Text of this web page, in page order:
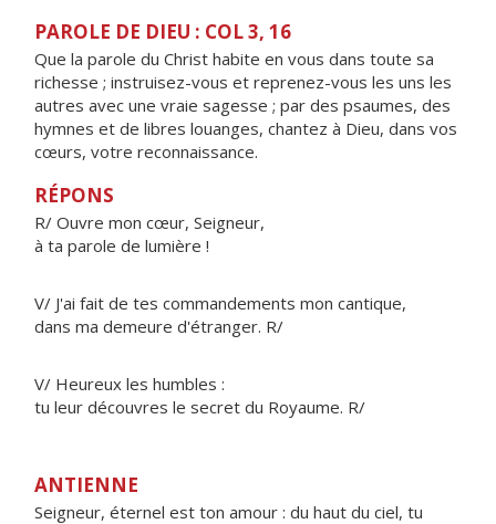
PAROLE DE DIEU : COL 3, 16
Que la parole du Christ habite en vous dans toute sa
richesse ; instruisez-vous et reprenez-vous les uns les
autres avec une vraie sagesse ; par des psaumes, des
hymnes et de libres louanges, chantez à Dieu, dans vos
cœurs, votre reconnaissance.
RÉPONS
R/ Ouvre mon cœur, Seigneur,
à ta parole de lumière !
V/ J'ai fait de tes commandements mon cantique,
dans ma demeure d'étranger. R/
V/ Heureux les humbles :
tu leur découvres le secret du Royaume. R/
ANTIENNE
Seigneur, éternel est ton amour : du haut du ciel, tu